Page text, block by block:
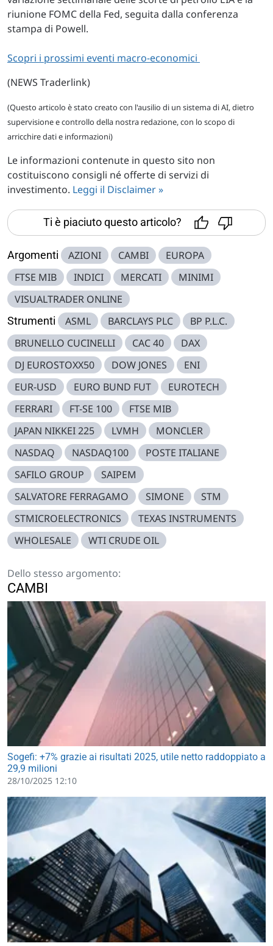
riunione FOMC della Fed, seguita dalla conferenza
stampa di Powell.
Scopri i prossimi eventi macro-economici
(NEWS Traderlink)
(Questo articolo è stato creato con l'ausilio di un sistema di AI, dietro
supervisione e controllo della nostra redazione, con lo scopo di
arricchire dati e informazioni)
Le informazioni contenute in questo sito non
costituiscono consigli né offerte di servizi di
investimento. Leggi il Disclaimer »
Ti è piaciuto questo articolo?
Argomenti AZIONI CAMBI
EUROPA
FTSE MIB
INDICI MERCATI
MINIMI
VISUALTRADER ONLINE
Strumenti ASML BARCLAYS PLC
BP P.L.C.
BRUNELLO CUCINELLI
CAC 40
DAX
DJ EUROSTOXX50
DOW JONES
ENI
EUR-USD
EURO BUND FUT
EUROTECH
FERRARI
FT-SE 100
FTSE MIB
JAPAN NIKKEI 225
LVMH
MONCLER
NASDAQ
NASDAQ100
POSTE ITALIANE
SAFILO GROUP
SAIPEM
SALVATORE FERRAGAMO
SIMONE
STM
STMICROELECTRONICS
TEXAS INSTRUMENTS
WHOLESALE
WTI CRUDE OIL
Dello stesso argomento:
CAMBI
Sogefi: +7% grazie ai risultati 2025, utile netto raddoppiato a
29,9 milioni
28/10/2025 12:10